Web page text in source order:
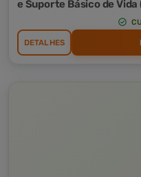
e Suporte Básico de Vida
DETALHES